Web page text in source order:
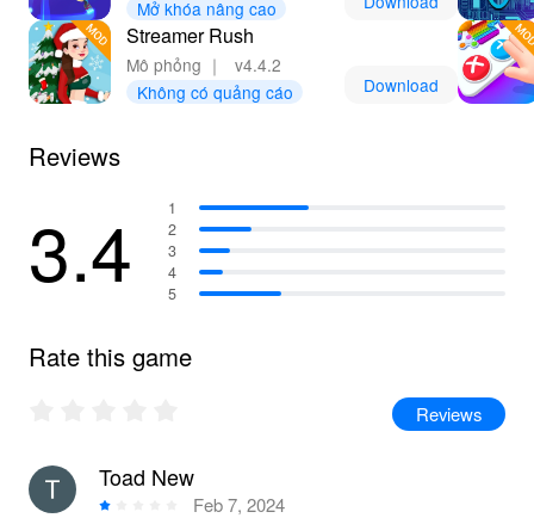
xuống các chế độ, đảm bảo trải nghiệm an toàn và liền
mạch!
Mở khóa nâng cao
Streamer Rush
Mô phỏng ｜
v4.4.2
Không có quảng cáo
Download
Reviews
3.4
1
2
3
4
5
Rate this game
Reviews
Toad New
Feb 7, 2024